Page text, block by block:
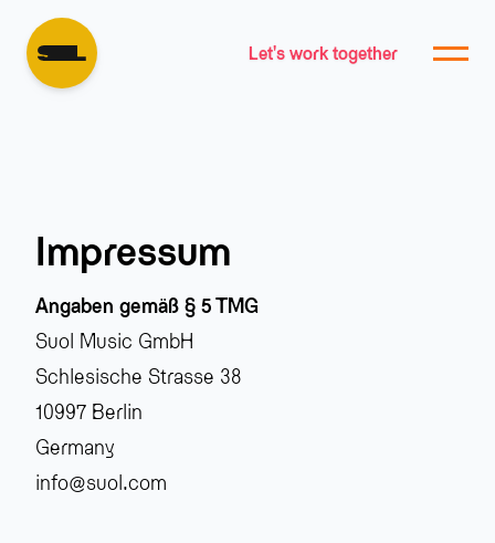
Let's work together
Impressum
Angaben gemäß § 5 TMG
Suol Music GmbH
Schlesische Strasse 38
10997 Berlin
Germany
info@suol.com